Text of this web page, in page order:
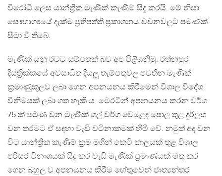
විරෝධී ලෙස යාන්ත්‍රික මැණික් කැණීම් සිදු කරයි. මේ නිසා
සෞභාග්‍යයේ දැක්ම ප්‍රතිපත්ති ප්‍රකාශනය වචනවලට පමණක්
සීමා වී තිබේ.
මැණික් යනු රටට සම්පතක් බව අප පිළිගනිමු. රත්නපුර
දිස්ත්‍රික්කයේ අවසාධිත දියලු තැම්පතුවල පවතින මැණික්
ක්‍රමාණුකූලව ලබා ගෙන අපනයනය කිරීමෙන් විශාල විදේශ
විනිමයක් ලබා ගත හැකි ය. මෙරටින් අපනයනය කරන වර්ග
75 ක් පමණ වන මැණික් ගල් වර්ග වෙළෙද පොල තුළ දුර්ලභ
වන තරමට ඒ සඳහා වැඩි වටිනාකමක් හිමි වේ. නමුත් අද වන
විට යාන්ත්‍රික කැණීම් ක්‍රම මගින් කෙටි කාලයක් තුළ විශාල
පරිසර විනාශයක් සිදු කර වැඩි මැණික් ප්‍රමාණයක් මතු කර
ගෙන බහුල ව අපනයනය කිරීම හේතුවෙන් ජාත්‍යන්තර